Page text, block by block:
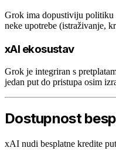
Grok ima dopustiviju
neke upotrebe (istraživanje,
xAI ekosustav
Grok je integriran s
jedan put do pristupa osim
Dostupnost
xAI nudi besplatne kredite